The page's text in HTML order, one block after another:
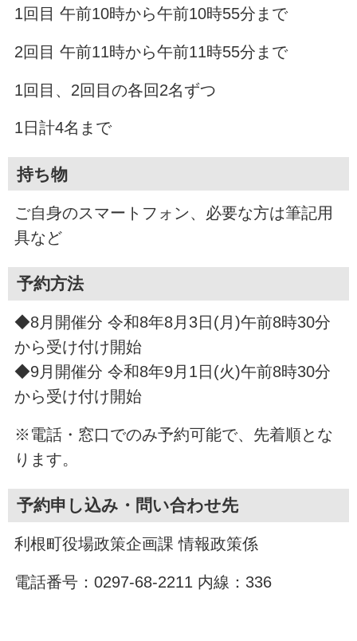
1回目 午前10時から午前10時55分まで
2回目 午前11時から午前11時55分まで
1回目、2回目の各回2名ずつ
1日計4名まで
持ち物
ご自身のスマートフォン、必要な方は筆記用
具など
予約方法
◆8月開催分 令和8年8月3日(月)午前8時30分
から受け付け開始
◆9月開催分 令和8年9月1日(火)午前8時30分
から受け付け開始
※電話・窓口でのみ予約可能で、先着順とな
ります。
予約申し込み・問い合わせ先
利根町役場政策企画課 情報政策係
電話番号：0297-68-2211 内線：336